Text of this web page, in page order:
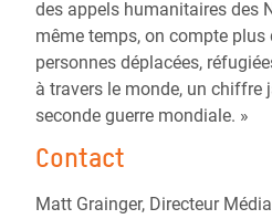
des appels humanitaires des
même temps, on compte
personnes déplacées,
à travers le monde, un chiffre
seconde guerre mondiale. »
Contact
Matt Grainger, Directeur